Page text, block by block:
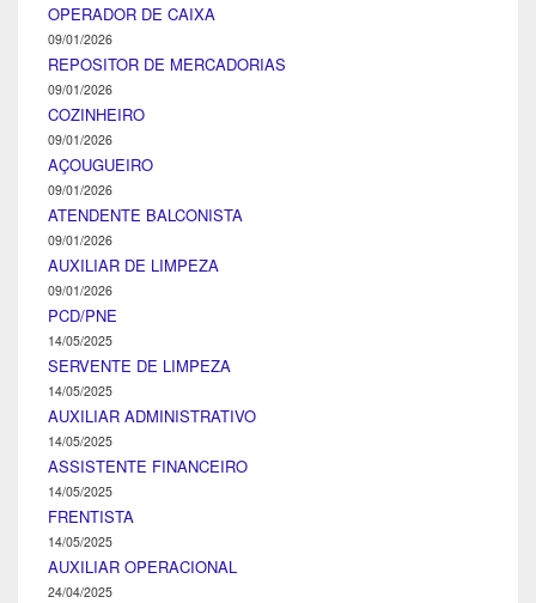
OPERADOR DE CAIXA
09/01/2026
REPOSITOR DE MERCADORIAS
09/01/2026
COZINHEIRO
09/01/2026
AÇOUGUEIRO
09/01/2026
ATENDENTE BALCONISTA
09/01/2026
AUXILIAR DE LIMPEZA
09/01/2026
PCD/PNE
14/05/2025
SERVENTE DE LIMPEZA
14/05/2025
AUXILIAR ADMINISTRATIVO
14/05/2025
ASSISTENTE FINANCEIRO
14/05/2025
FRENTISTA
14/05/2025
AUXILIAR OPERACIONAL
24/04/2025